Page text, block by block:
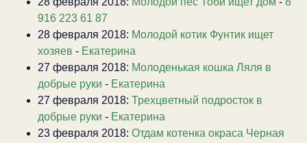
916 223 61 87
28 февраля 2018: Молодой котик Фунтик ищет
хозяев - Екатерина
27 февраля 2018: Молоденькая кошка Ляля в
добрые руки - Екатерина
27 февраля 2018: Трехцветный подросток в
добрые руки - Екатерина
23 февраля 2018: Отдам котенка окраса Черная